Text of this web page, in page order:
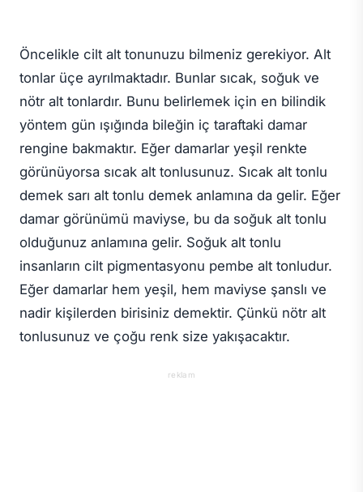
Öncelikle cilt alt tonunuzu bilmeniz gerekiyor. Alt
tonlar üçe ayrılmaktadır. Bunlar sıcak, soğuk ve
nötr alt tonlardır. Bunu belirlemek için en bilindik
yöntem gün ışığında bileğin iç taraftaki damar
rengine bakmaktır. Eğer damarlar yeşil renkte
görünüyorsa sıcak alt tonlusunuz. Sıcak alt tonlu
demek sarı alt tonlu demek anlamına da gelir. Eğer
damar görünümü maviyse, bu da soğuk alt tonlu
olduğunuz anlamına gelir. Soğuk alt tonlu
insanların cilt pigmentasyonu pembe alt tonludur.
Eğer damarlar hem yeşil, hem maviyse şanslı ve
nadir kişilerden birisiniz demektir. Çünkü nötr alt
tonlusunuz ve çoğu renk size yakışacaktır.
reklam